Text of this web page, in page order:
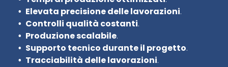
Elevata precisione delle lavorazioni.
Controlli qualità costanti.
Produzione scalabile.
Supporto tecnico durante il progetto.
Tracciabilità delle lavorazioni.